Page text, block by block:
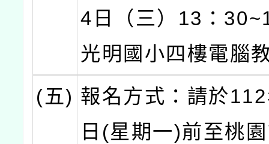
4日（三）13：
光明國小四樓電腦
(五) 報名方式：請於
日(星期一)前至桃